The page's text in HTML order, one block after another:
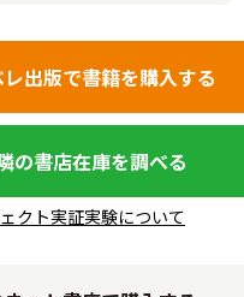
レ出版で書籍を購入する
の書店在庫を調べる
クト実証実験について